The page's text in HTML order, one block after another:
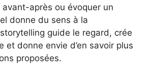
après ou évoquer un
donne du sens à la
guide le regard, crée
et donne envie d’en savoir plus
proposées.